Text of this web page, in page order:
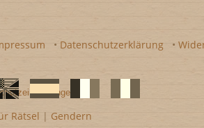
• Datenschutzerklärung •
Spanischefranzösiche
Rätsel | Gendern